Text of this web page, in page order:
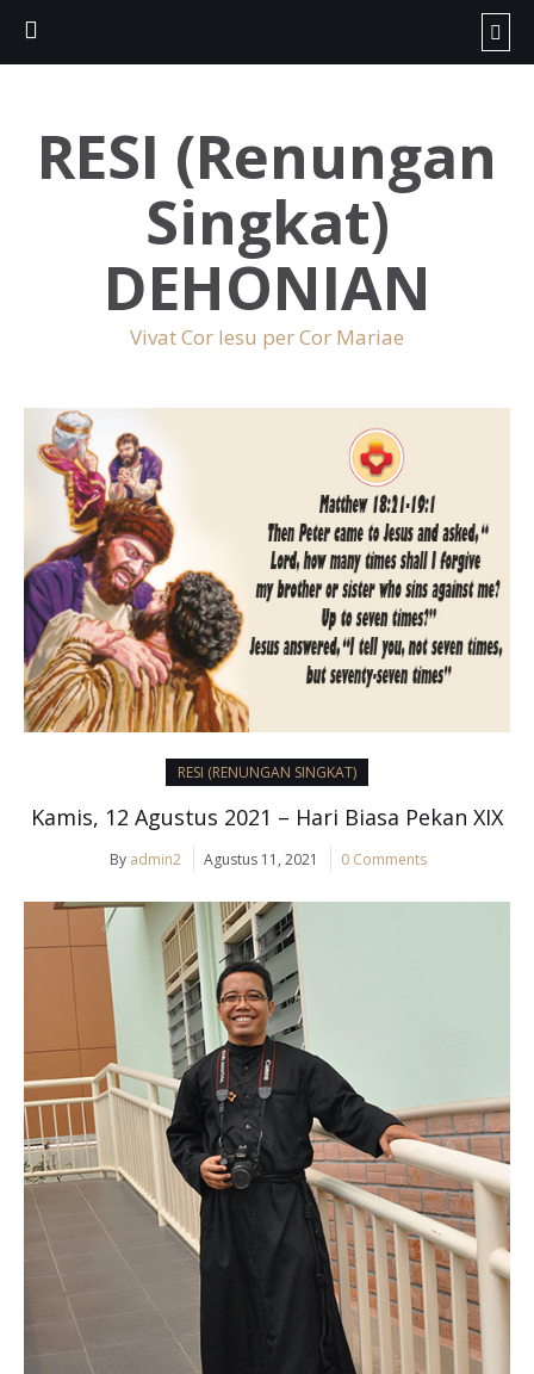
RESI (Renungan
Singkat)
DEHONIAN
Vivat Cor Iesu per Cor Mariae
RESI (RENUNGAN SINGKAT)
Kamis, 12 Agustus 2021 – Hari Biasa Pekan XIX
By admin2 Agustus 11, 2021 0 Comments